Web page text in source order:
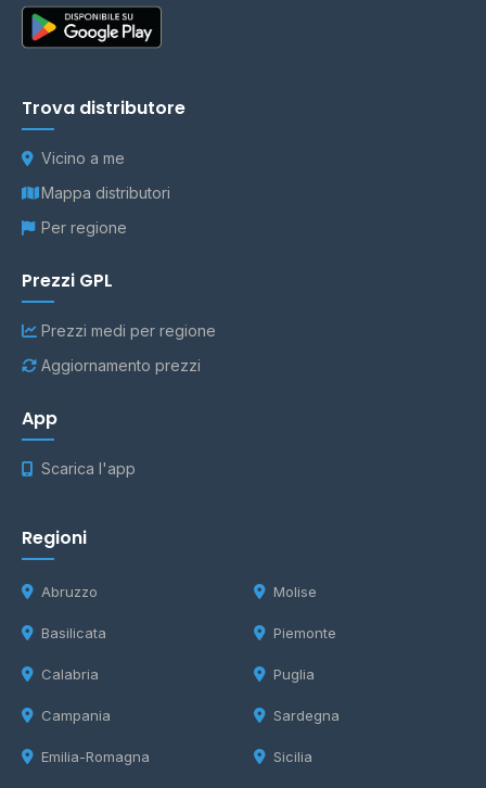
Trova distributore
Vicino a me
Mappa distributori
Per regione
Prezzi GPL
Prezzi medi per regione
Aggiornamento prezzi
App
Scarica l'app
Regioni
Abruzzo
Basilicata
Calabria
Campania
Emilia-Romagna
Molise
Piemonte
Puglia
Sardegna
Sicilia